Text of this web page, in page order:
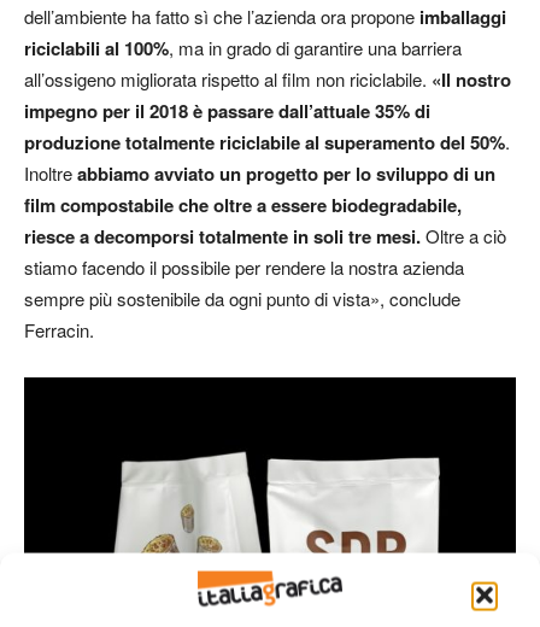
dell’ambiente ha fatto sì che l’azienda ora propone imballaggi
riciclabili al 100%, ma in grado di garantire una barriera
all’ossigeno migliorata rispetto al film non riciclabile. «Il nostro
impegno per il 2018 è passare dall’attuale 35% di
produzione totalmente riciclabile al superamento del 50%.
Inoltreabbiamo avviato un progetto per lo sviluppo di un
film compostabile che oltre a essere biodegradabile,
riesce a decomporsi totalmente in soli tre mesi.Oltre a ciò
stiamo facendo il possibile per rendere la nostra azienda
sempre più sostenibile da ogni punto di vista», conclude
Ferracin.